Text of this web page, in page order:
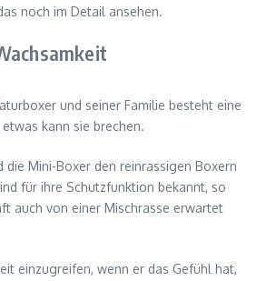
noch im Detail ansehen.
und seiner Familie besteht eine
kann sie brechen.
die Mini-Boxer den reinrassigen Boxern
für ihre Schutzfunktion bekannt, so
auch von einer Mischrasse erwartet
einzugreifen, wenn er das Gefühl hat,